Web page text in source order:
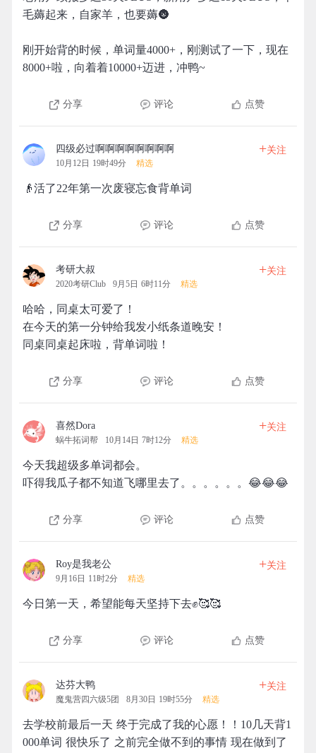
毛薅起来，自家羊，也要薅🌚
刚开始背的时候，单词量4000+，刚测试了一下，现在
8000+啦，向着着10000+迈进，冲鸭~
分享 评论 点赞
四级必过啊啊啊啊啊啊啊啊
10月12日 19时49分 精选
+关注
👴活了22年第一次废寝忘食背单词
分享 评论 点赞
考研大叔
2020考研Club 9月5日 6时11分 精选
+关注
哈哈，同桌太可爱了！
在今天的第一分钟给我发小纸条道晚安！
同桌同桌起床啦，背单词啦！
分享 评论 点赞
喜然Dora
蜗牛拓词帮 10月14日 7时12分 精选
+关注
今天我超级多单词都会。
吓得我瓜子都不知道飞哪里去了。。。。。。😂😂😂
分享 评论 点赞
Roy是我老公
9月16日 11时2分 精选
+关注
今日第一天，希望能每天坚持下去✊🥰🥰
分享 评论 点赞
达芬大鸭
魔鬼营四六级5团 8月30日 19时55分 精选
+关注
去学校前最后一天 终于完成了我的心愿！！10几天背1
000单词 很快乐了 之前完全做不到的事情 现在做到了